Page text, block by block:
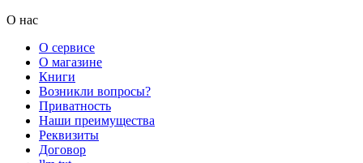
О нас
О сервисе
О магазине
Книги
Возникли вопросы?
Приватность
Наши преимущества
Реквизиты
Договор